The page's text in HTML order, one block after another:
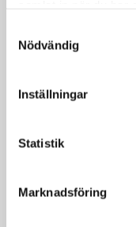
Nödvändig
Inställningar
Statistik
Marknadsföring
727,00
LÄGG I VARUKORG